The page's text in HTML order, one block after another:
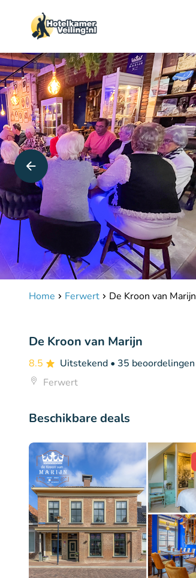
Home Ferwert De Kroon van Marijn
De Kroon van Marijn
8.5 Uitstekend • 35 beoordelingen
Ferwert
Beschikbare deals